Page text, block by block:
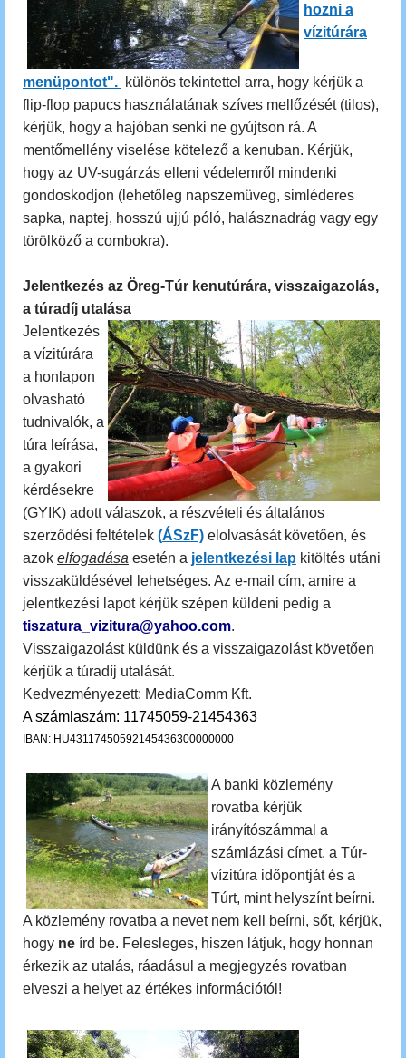
hozni a
vízitúrára
menüpontot". különös tekintettel arra, hogy kérjük a
flip-flop papucs használatának szíves mellőzését (tilos),
kérjük, hogy a hajóban senki ne gyújtson rá. A
mentőmellény viselése kötelező a kenuban. Kérjük,
hogy az UV-sugárzás elleni védelemről mindenki
gondoskodjon (lehetőleg napszemüveg, simléderes
sapka, naptej, hosszú ujjú póló, halásznadrág vagy egy
törölköző a combokra).
Jelentkezés az Öreg-Túr kenutúrára, visszaigazolás,
a túradíj utalása
Jelentkezés
a vízitúrára
a honlapon
olvasható
tudnivalók, a
túra leírása,
a gyakori
kérdésekre
(GYIK) adott válaszok, a részvételi és általános
szerződési feltételek (ÁSzF) elolvasását követően, és
azok elfogadása esetén a jelentkezési lap kitöltés utáni
visszaküldésével lehetséges. Az e-mail cím, amire a
jelentkezési lapot kérjük szépen küldeni pedig a
tiszatura_vizitura@yahoo.com.
Visszaigazolást küldünk és a visszaigazolást követően
kérjük a túradíj utalását.
Kedvezményezett: MediaComm Kft.
A számlaszám: 11745059-21454363
IBAN: HU43117450592145436300000000
A banki közlemény
rovatba kérjük
irányítószámmal a
számlázási címet, a Túr-
vízitúra időpontját és a
Túrt, mint helyszínt beírni.
A közlemény rovatba a nevet nem kell beírni, sőt, kérjük,
hogy ne írd be. Felesleges, hiszen látjuk, hogy honnan
érkezik az utalás, ráadásul a megjegyzés rovatban
elveszi a helyet az értékes információtól!